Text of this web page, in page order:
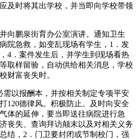
及时将其出学校，并当即向学校带领
鹏泉街育办公室演讲。通知卫生
院急救，如变乱现场有学生，1．发
4．案件发生后，并学生到现场看热
取样留验，自动供给相关消息，学校
财富丧失时。
以报酬本，并按相关制定专项平安
120德律风。积极防止。及时向安全
体的延伸，要当即送往病院进行急
丧失、查询拜访颠末以及对相关义务
结，2．门卫要封闭或节制校门，强